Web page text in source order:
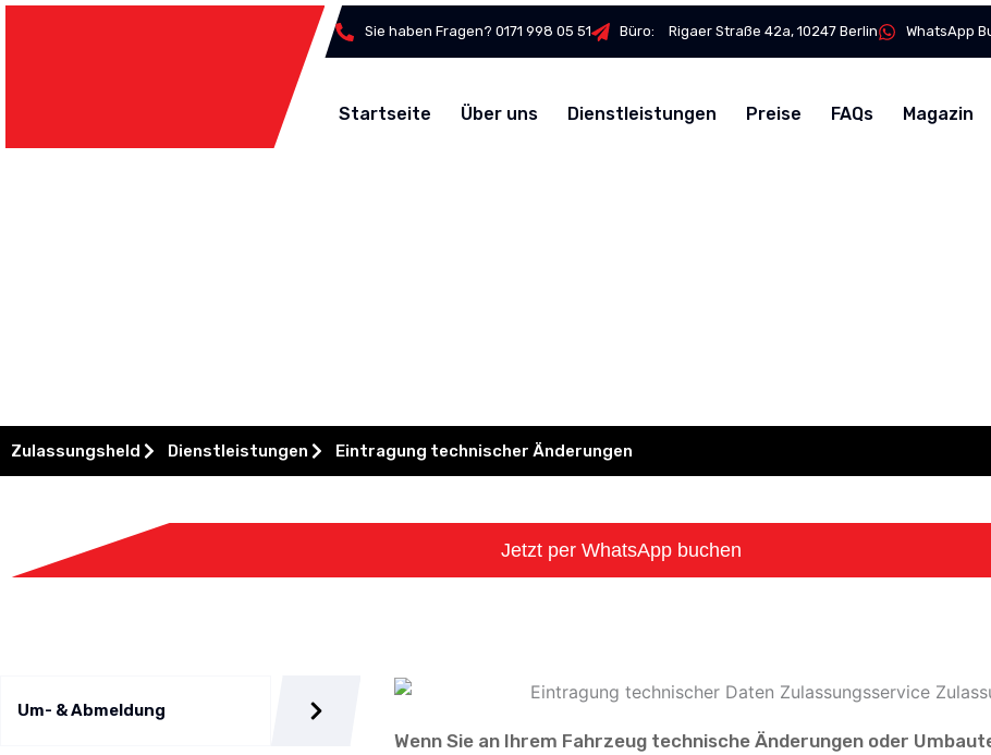
Sie haben Fragen? 0171 998 05 51 Büro:⠀ Rigaer Straße 42a, 10247 Berlin WhatsApp
Startseite Über uns Dienstleistungen Preise FAQs Magazin
Zulassungsheld Dienstleistungen Eintragung technischer Änderungen
Jetzt per WhatsApp buchen
Um- & Abmeldung
Wenn Sie an Ihrem Fahrzeug technische Änderungen oder